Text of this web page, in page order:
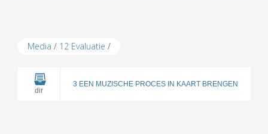
Media / 12 Evaluatie /
dir
3 EEN MUZISCHE PROCES IN KAART BRENGEN